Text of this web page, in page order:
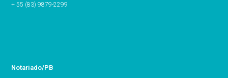
+ 55 (83) 9879-2299
Notariado/PB